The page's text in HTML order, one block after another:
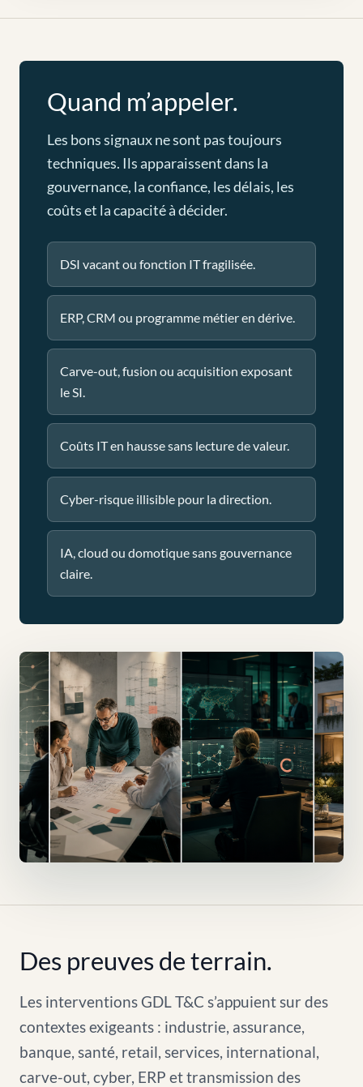
Quand m’appeler.
Les bons signaux ne sont pas toujours
techniques. Ils apparaissent dans la
gouvernance, la confiance, les délais, les
coûts et la capacité à décider.
DSI vacant ou fonction IT fragilisée.
ERP, CRM ou programme métier en dérive.
Carve-out, fusion ou acquisition exposant
le SI.
Coûts IT en hausse sans lecture de valeur.
Cyber-risque illisible pour la direction.
IA, cloud ou domotique sans gouvernance
claire.
Des preuves de terrain.
Les interventions GDL T&C s’appuient sur des
contextes exigeants : industrie, assurance,
banque, santé, retail, services, international,
carve-out, cyber, ERP et transmission des